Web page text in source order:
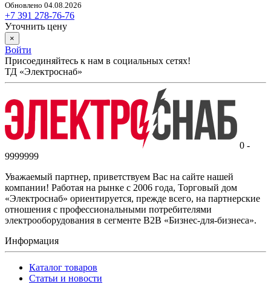
Обновлено 04.08.2026
+7 391 278-76-76
Уточнить цену
×
Войти
Присоединяйтесь к нам в социальных сетях!
ТД «Электроснаб»
0 -
9999999
Уважаемый партнер, приветствуем Вас на сайте нашей
компании! Работая на рынке с 2006 года, Торговый дом
«Электроснаб» ориентируется, прежде всего, на партнерские
отношения с профессиональными потребителями
электрооборудования в сегменте B2B «Бизнес-для-бизнеса».
Информация
Каталог товаров
Статьи и новости